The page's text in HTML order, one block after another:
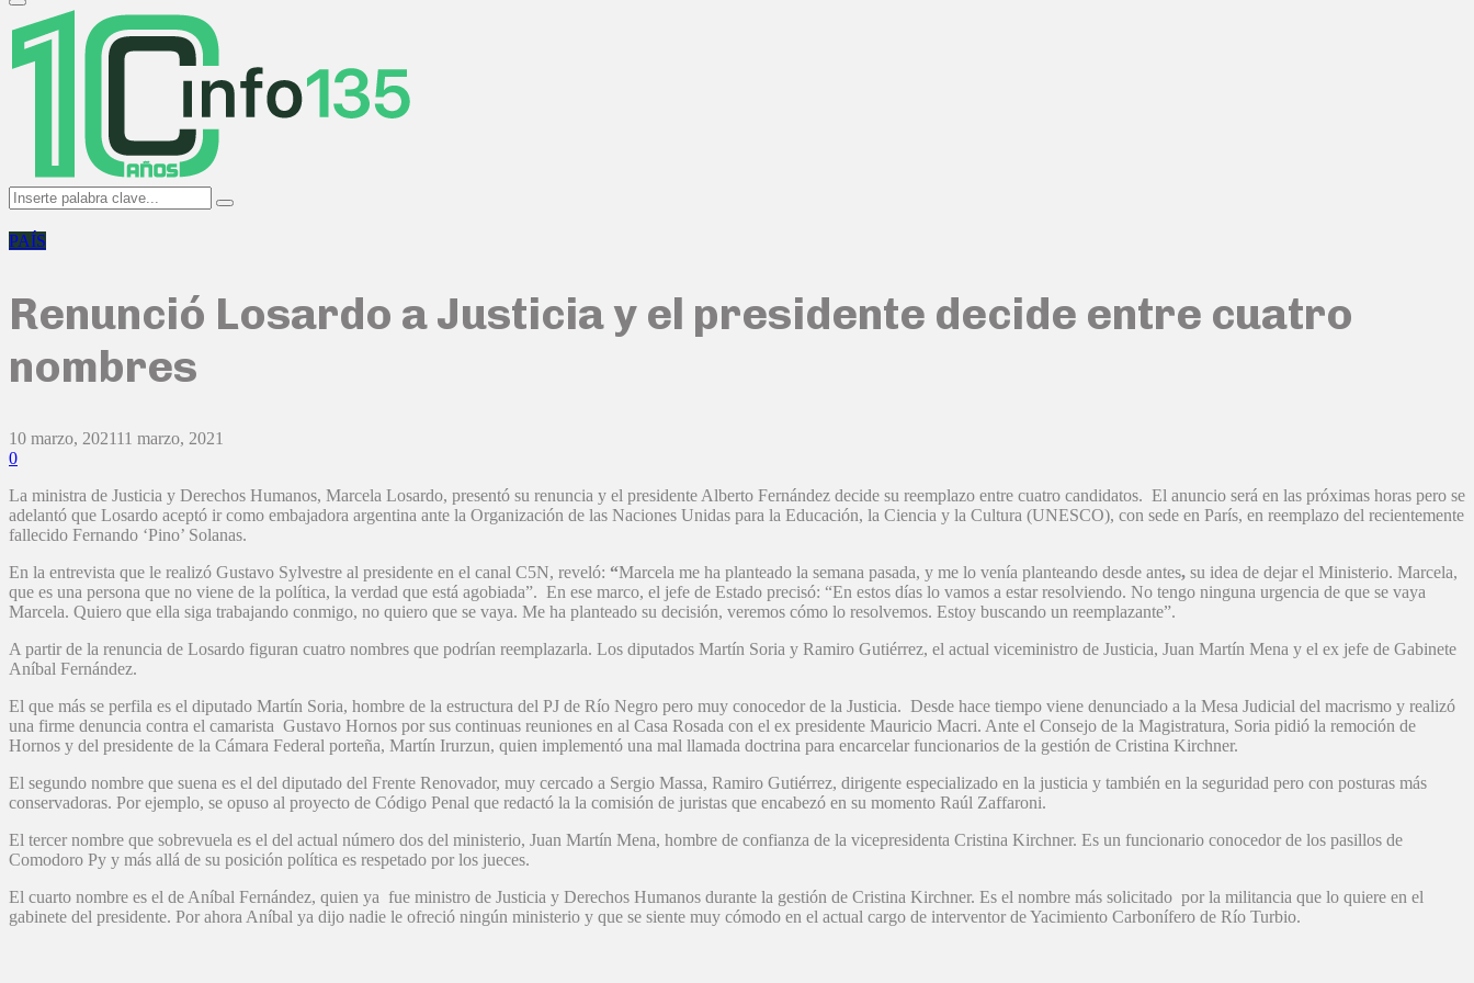
Primary
Menu
Search
for:
Search
PAÍS
Renunció Losardo a Justicia y el presidente decide entre cuatro
nombres
10 marzo, 202111 marzo, 2021
0
La ministra de Justicia y Derechos Humanos, Marcela Losardo, presentó su renuncia y el presidente Alberto Fernández decide su reemplazo entre cuatro candidatos. El anuncio será en las próximas horas pero se
adelantó que Losardo aceptó ir como embajadora argentina ante la Organización de las Naciones Unidas para la Educación, la Ciencia y la Cultura (UNESCO), con sede en París, en reemplazo del recientemente
fallecido Fernando ‘Pino’ Solanas.
En la entrevista que le realizó Gustavo Sylvestre al presidente en el canal C5N, reveló: “Marcela me ha planteado la semana pasada, y me lo venía planteando desde antes, su idea de dejar el Ministerio. Marcela,
que es una persona que no viene de la política, la verdad que está agobiada”. En ese marco, el jefe de Estado precisó: “En estos días lo vamos a estar resolviendo. No tengo ninguna urgencia de que se vaya
Marcela. Quiero que ella siga trabajando conmigo, no quiero que se vaya. Me ha planteado su decisión, veremos cómo lo resolvemos. Estoy buscando un reemplazante”.
A partir de la renuncia de Losardo figuran cuatro nombres que podrían reemplazarla. Los diputados Martín Soria y Ramiro Gutiérrez, el actual viceministro de Justicia, Juan Martín Mena y el ex jefe de Gabinete
Aníbal Fernández.
El que más se perfila es el diputado Martín Soria, hombre de la estructura del PJ de Río Negro pero muy conocedor de la Justicia. Desde hace tiempo viene denunciado a la Mesa Judicial del macrismo y realizó
una firme denuncia contra el camarista Gustavo Hornos por sus continuas reuniones en al Casa Rosada con el ex presidente Mauricio Macri. Ante el Consejo de la Magistratura, Soria pidió la remoción de
Hornos y del presidente de la Cámara Federal porteña, Martín Irurzun, quien implementó una mal llamada doctrina para encarcelar funcionarios de la gestión de Cristina Kirchner.
El segundo nombre que suena es el del diputado del Frente Renovador, muy cercado a Sergio Massa, Ramiro Gutiérrez, dirigente especializado en la justicia y también en la seguridad pero con posturas más
conservadoras. Por ejemplo, se opuso al proyecto de Código Penal que redactó la la comisión de juristas que encabezó en su momento Raúl Zaffaroni.
El tercer nombre que sobrevuela es el del actual número dos del ministerio, Juan Martín Mena, hombre de confianza de la vicepresidenta Cristina Kirchner. Es un funcionario conocedor de los pasillos de
Comodoro Py y más allá de su posición política es respetado por los jueces.
El cuarto nombre es el de Aníbal Fernández, quien ya fue ministro de Justicia y Derechos Humanos durante la gestión de Cristina Kirchner. Es el nombre más solicitado por la militancia que lo quiere en el
gabinete del presidente. Por ahora Aníbal ya dijo nadie le ofreció ningún ministerio y que se siente muy cómodo en el actual cargo de interventor de Yacimiento Carbonífero de Río Turbio.